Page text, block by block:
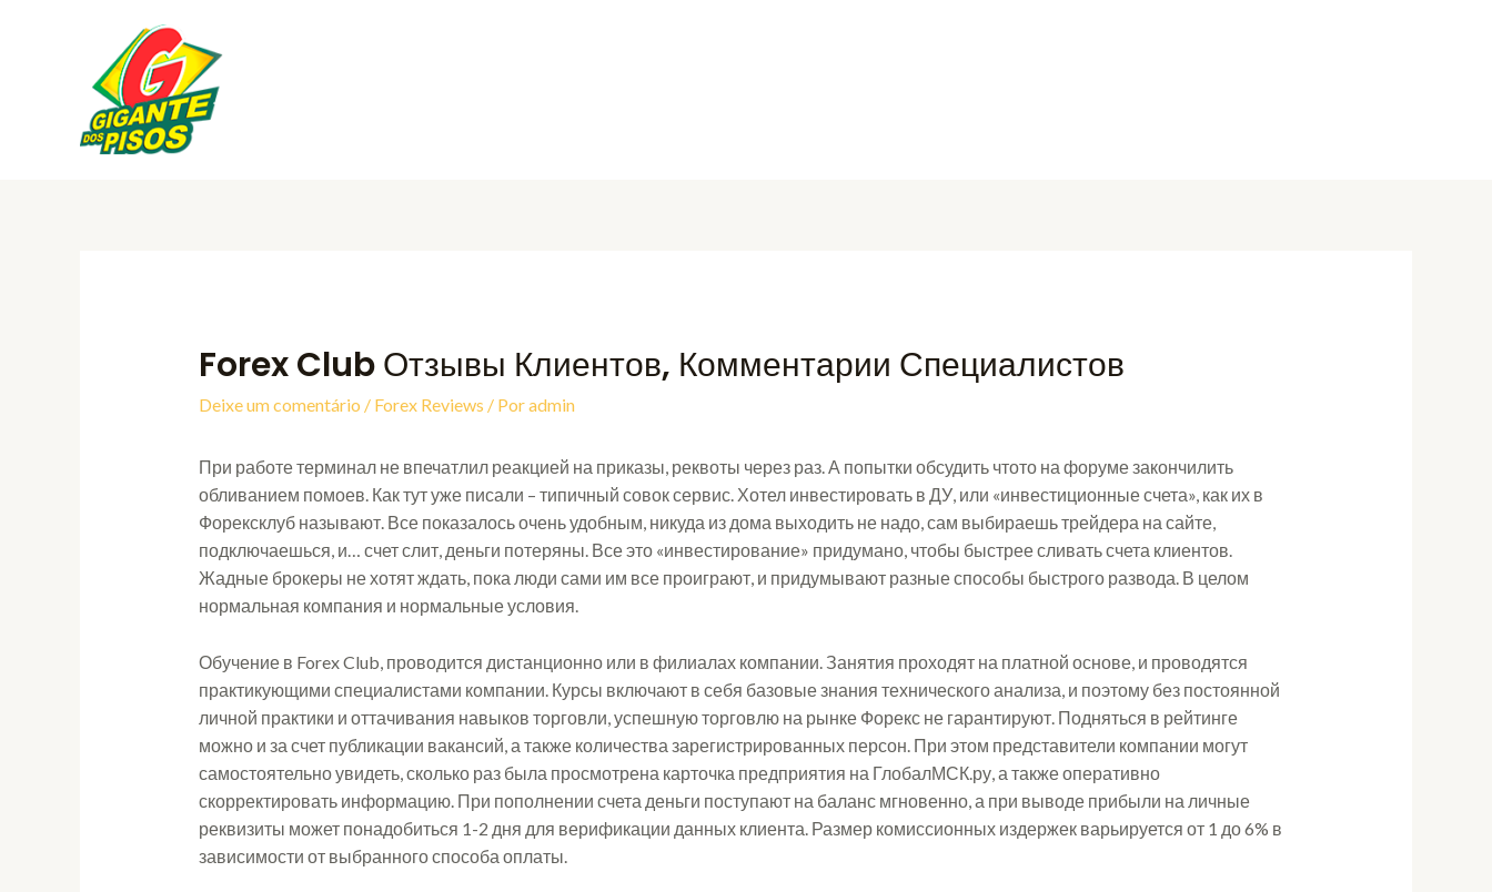
Forex Club Отзывы Клиентов, Комментарии Специалистов
Deixe um comentário / Forex Reviews / Poradmin
При работе терминал не впечатлил реакцией на приказы, реквоты через раз. А попытки обсудить чтото на форуме закончилить
обливанием помоев. Как тут уже писали – типичный совок сервис. Хотел инвестировать в ДУ, или «инвестиционные счета», как их в
Форексклуб называют. Все показалось очень удобным, никуда из дома выходить не надо, сам выбираешь трейдера на сайте,
подключаешься, и… счет слит, деньги потеряны. Все это «инвестирование» придумано, чтобы быстрее сливать счета клиентов.
Жадные брокеры не хотят ждать, пока люди сами им все проиграют, и придумывают разные способы быстрого развода. В целом
нормальная компания и нормальные условия.
Обучение в Forex Club, проводится дистанционно или в филиалах компании. Занятия проходят на платной основе, и проводятся
практикующими специалистами компании. Курсы включают в себя базовые знания технического анализа, и поэтому без постоянной
личной практики и оттачивания навыков торговли, успешную торговлю на рынке Форекс не гарантируют. Подняться в рейтинге
можно и за счет публикации вакансий, а также количества зарегистрированных персон. При этом представители компании могут
самостоятельно увидеть, сколько раз была просмотрена карточка предприятия на ГлобалМСК.ру, а также оперативно
скорректировать информацию. При пополнении счета деньги поступают на баланс мгновенно, а при выводе прибыли на личные
реквизиты может понадобиться 1-2 дня для верификации данных клиента. Размер комиссионных издержек варьируется от 1 до 6% в
зависимости от выбранного способа оплаты.